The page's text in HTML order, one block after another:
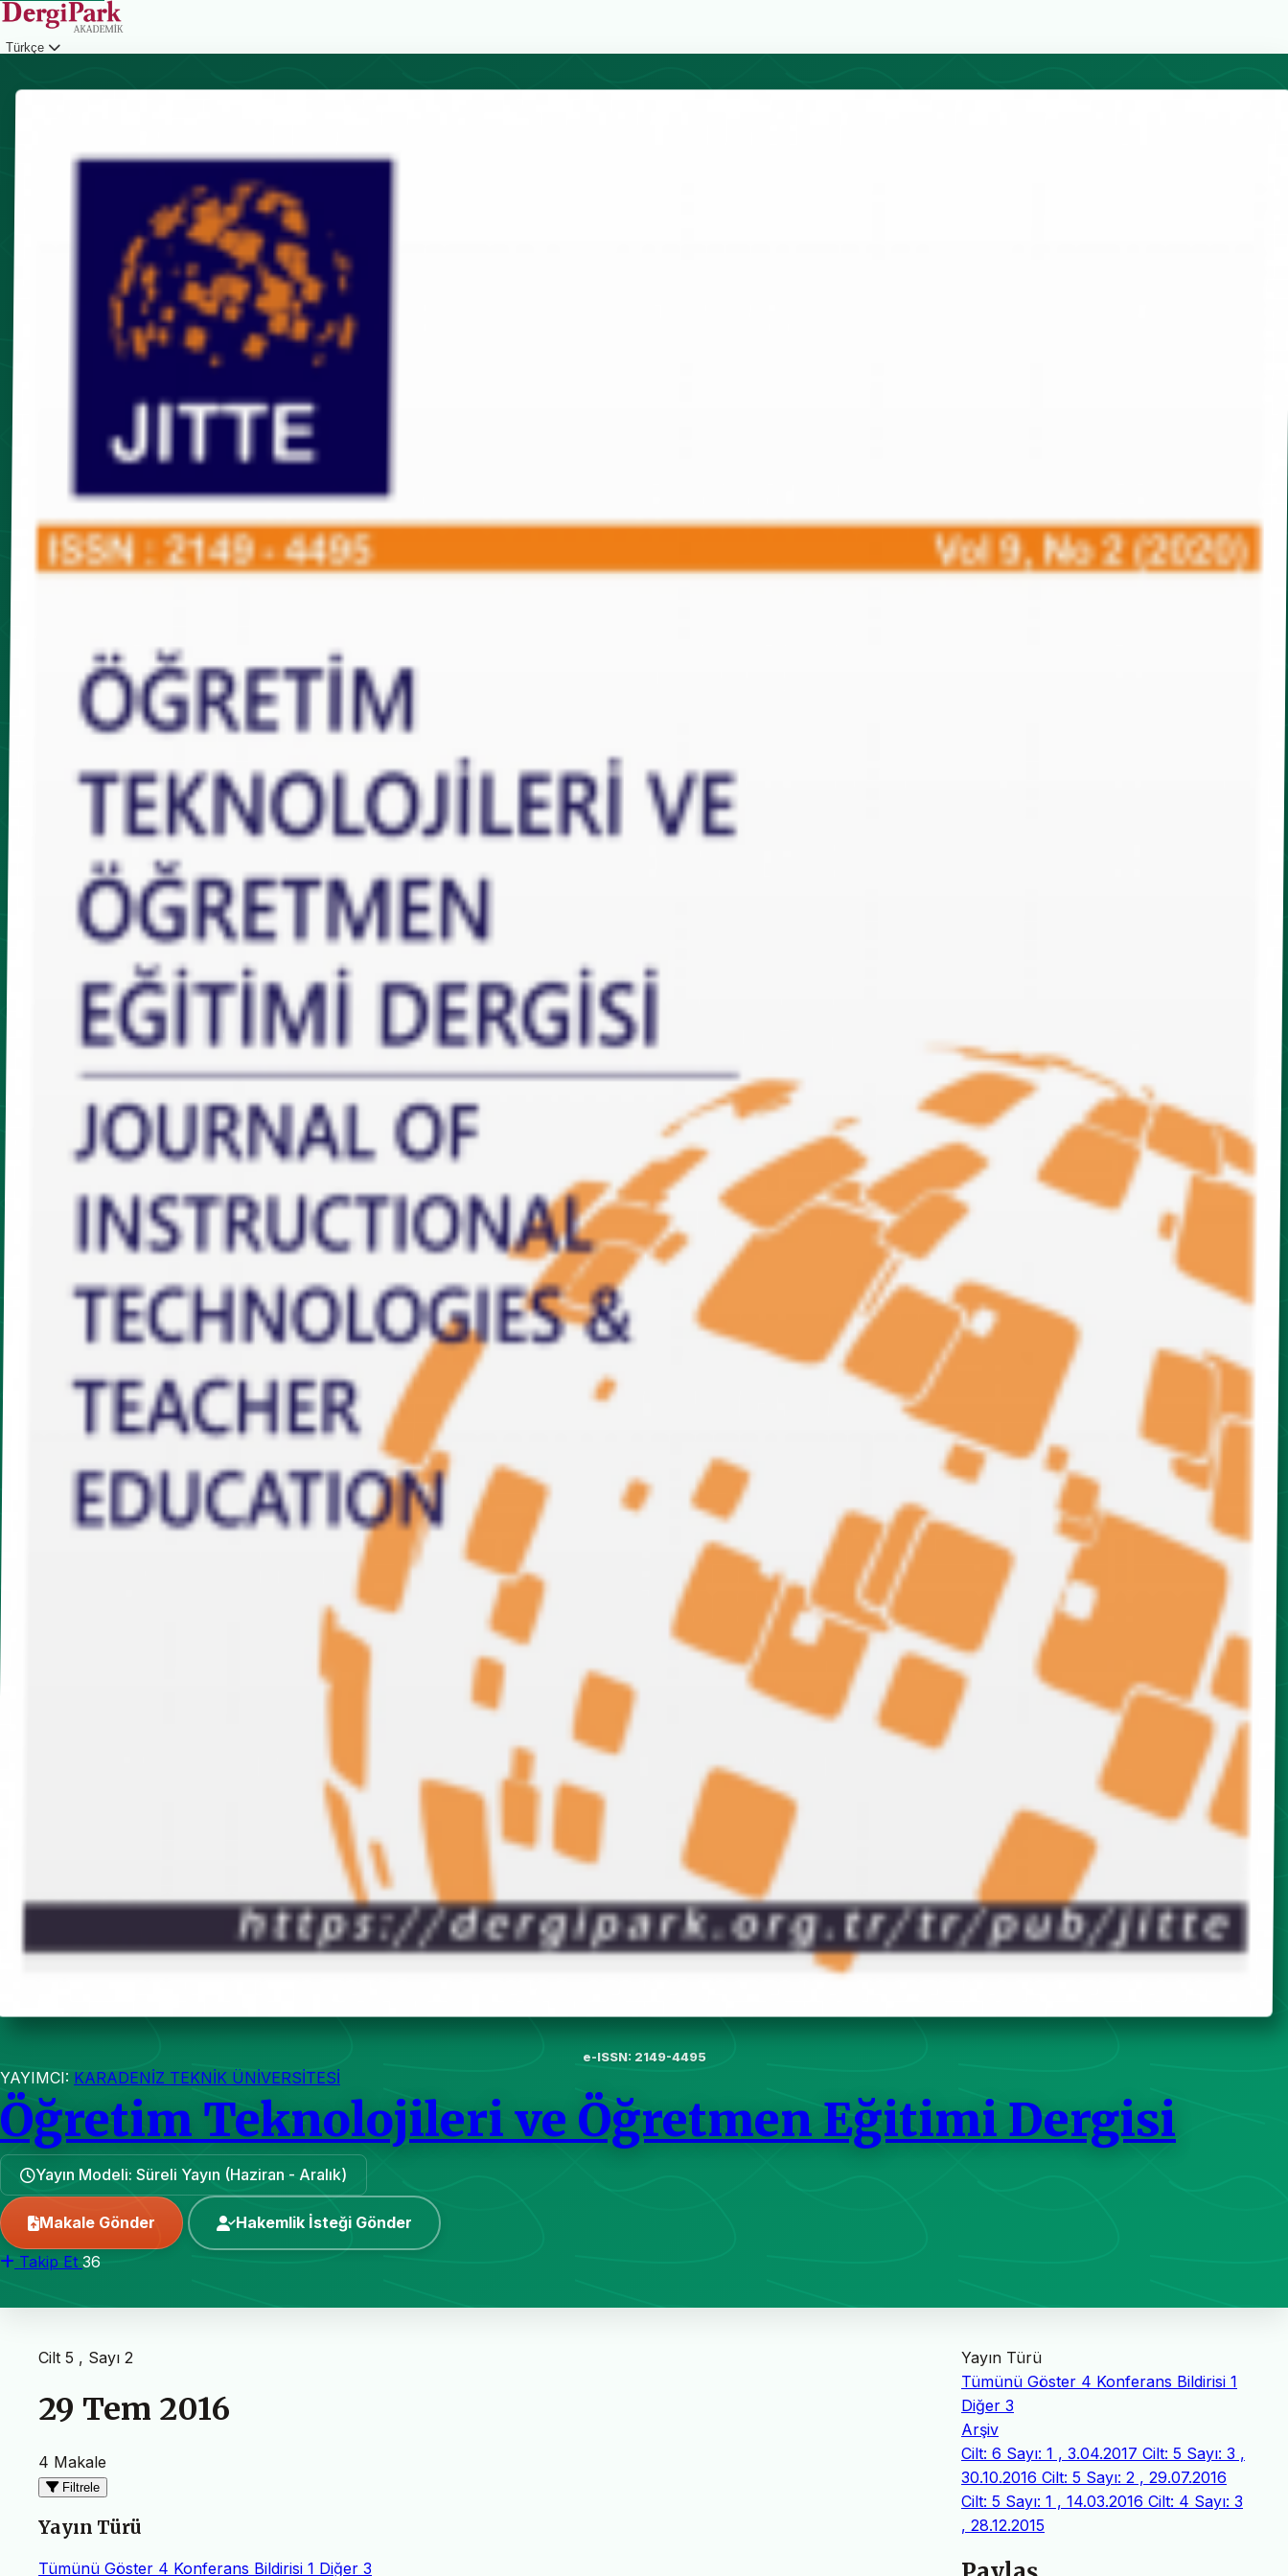
Türkçe
e-ISSN: 2149-4495
YAYIMCI: KARADENİZ TEKNİK ÜNİVERSİTESİ
Öğretim Teknolojileri ve Öğretmen Eğitimi Dergisi
Yayın Modeli: Süreli Yayın (Haziran - Aralık)
Makale Gönder Hakemlik İsteği Gönder
Takip Et 36
Cilt 5 , Sayı 2
29 Tem 2016
4 Makale
Filtrele
Yayın Türü
Tümünü Göster 4 Konferans Bildirisi 1 Diğer 3
Yayın Türü
Tümünü Göster 4 Konferans Bildirisi 1
Diğer 3
Arşiv
Cilt: 6 Sayı: 1 , 3.04.2017 Cilt: 5 Sayı: 3 ,
30.10.2016 Cilt: 5 Sayı: 2 , 29.07.2016
Cilt: 5 Sayı: 1 , 14.03.2016 Cilt: 4 Sayı: 3
, 28.12.2015